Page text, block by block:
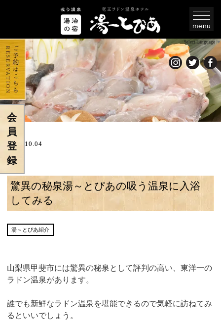
Select Language ▼
menu
2024.10.04
驚異の秘泉湯～とぴあの吸う温泉に入浴
してみる
湯～とぴあ紹介
山梨県甲斐市には驚異の秘泉として評判の高い、東洋一の
ラドン温泉があります。
誰でも新鮮なラドン温泉を堪能できるので気軽に訪ねてみ
るといいでしょう。
会
員
登
録